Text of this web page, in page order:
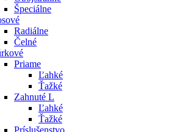
Špeciálne
Radiálne
Čelné
Priame
Ľahké
Ťažké
Zahnuté L
Ľahké
Ťažké
Príslušenstvo